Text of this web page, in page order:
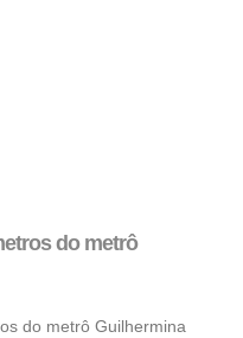
do metrô
do metrô Guilhermina